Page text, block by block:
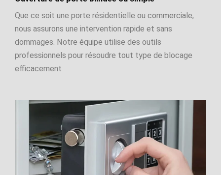
Que ce soit une porte résidentielle ou commerciale,
nous assurons une intervention rapide et sans
dommages. Notre équipe utilise des outils
professionnels pour résoudre tout type de blocage
efficacement